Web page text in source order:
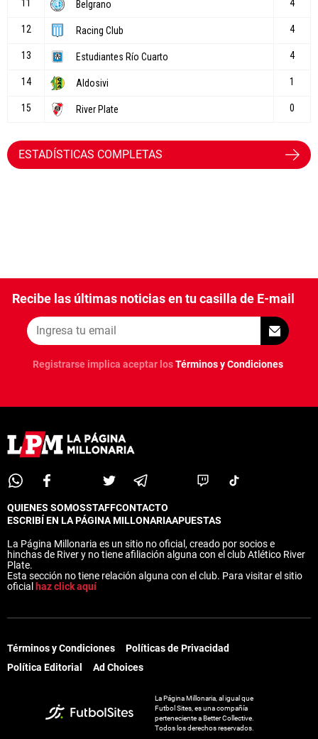
ESTADÍSTICAS COMPLETAS
Recibe las últimas noticias en tu casilla de E-mail
Registrarse implica aceptar losTérminos y Condiciones
QUIENES SOMOSSTAFFCONTACTO
ESCRIBÍ EN LA PÁGINA MILLONARIAAPUESTAS
La Página Millonaria es un sitio no oficial, creado por socios e
hinchas de River y no tiene afiliación alguna con el club Atlético River
Plate.
Esta sección no tiene relación alguna con el club. Para visitar el sitio
oficial haz click aquí
Términos y Condiciones
Políticas de Privacidad
Política Editorial
Ad Choices
La Página Millonaria, al igual que
Futbol Sites, es una compañía
perteneciente a Better Collective.
Todos los derechos reservados.